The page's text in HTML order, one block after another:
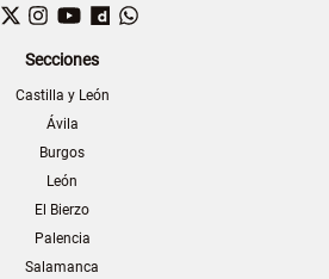
Facebook
TwitterInstagram
YouTubeDailymotion
Secciones
Castilla y León
Ávila
Burgos
León
El Bierzo
Palencia
Salamanca